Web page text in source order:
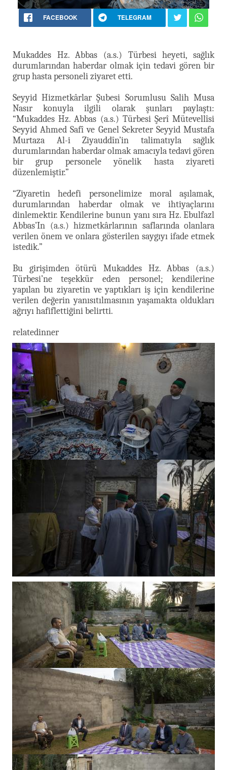
FACEBOOK TELEGRAM
Mukaddes Hz. Abbas (a.s.) Türbesi heyeti, sağlık
durumlarından haberdar olmak için tedavi gören bir
grup hasta personeli ziyaret etti.
Seyyid Hizmetkârlar Şubesi Sorumlusu Salih Musa
Nasır konuyla ilgili olarak şunları paylaştı:
“Mukaddes Hz. Abbas (a.s.) Türbesi Şerî Mütevellîsi
Seyyid Ahmed Safî ve Genel Sekreter Seyyid Mustafa
Murtaza Al-i Ziyauddîn’in talimatıyla sağlık
durumlarından haberdar olmak amacıyla tedavi gören
bir grup personele yönelik hasta ziyareti
düzenlemiştir.”
“Ziyaretin hedefi personelimize moral aşılamak,
durumlarından haberdar olmak ve ihtiyaçlarını
dinlemektir. Kendilerine bunun yanı sıra Hz. Ebulfazl
Abbas’In (a.s.) hizmetkârlarının saflarında olanlara
verilen önem ve onlara gösterilen saygıyı ifade etmek
istedik.”
Bu girişimden ötürü Mukaddes Hz. Abbas (a.s.)
Türbesi’ne teşekkür eden personel; kendilerine
yapılan bu ziyaretin ve yaptıkları iş için kendilerine
verilen değerin yanısıtılmasının yaşamakta oldukları
ağrıyı hafiflettiğini belirtti.
relatedinner